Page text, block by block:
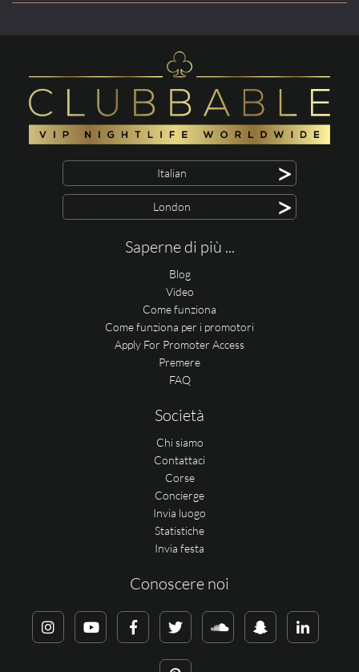
Italian >
London >
Saperne di più ...
Blog
Video
Come funziona
Come funziona per i promotori
Apply For Promoter Access
Premere
FAQ
Società
Chi siamo
Contattaci
Corse
Concierge
Invia luogo
Statistiche
Invia festa
Conoscere noi